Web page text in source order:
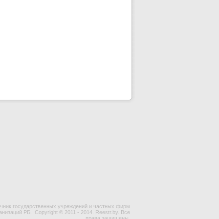
государственных учреждений и частных фирм
РБ.
Copyright © 2011 - 2014. Reestr.by. Все